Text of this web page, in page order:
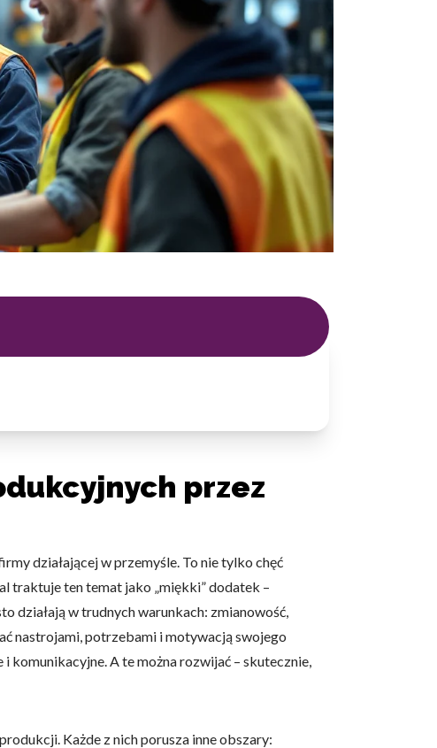
przez
działającej w przemyśle. To nie tylko chęć
traktuje ten temat jako „miękki” dodatek –
działają w trudnych warunkach: zmianowość,
nastrojami, potrzebami i motywacją swojego
komunikacyjne. A te można rozwijać – skutecznie,
Każde z nich porusza inne obszary: